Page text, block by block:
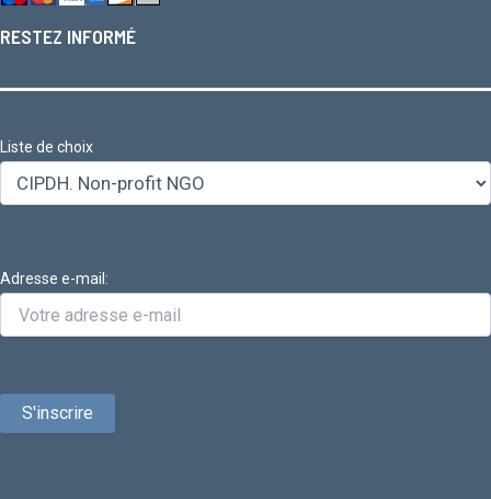
RESTEZ INFORMÉ
Liste de choix
Adresse e-mail: